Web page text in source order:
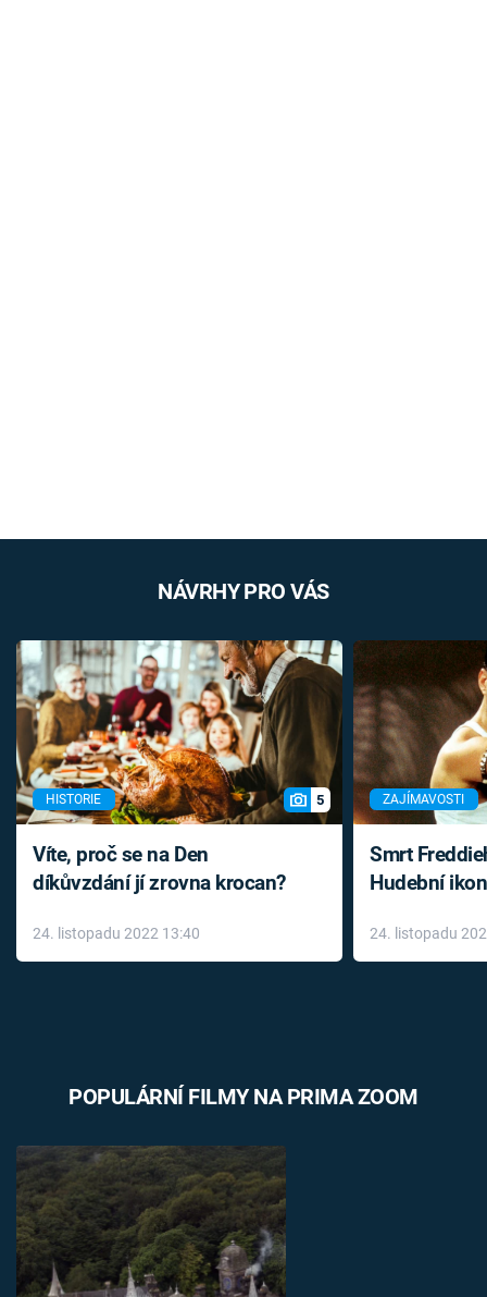
NÁVRHY PRO VÁS
HISTORIE 5
Víte, proč se na Den
díkůvzdání jí zrovna krocan?
24. listopadu 2022 13:40
ZAJÍMAVOSTI
Smrt
Hudební
léky
24. listopadu
POPULÁRNÍ FILMY NA PRIMA ZOOM